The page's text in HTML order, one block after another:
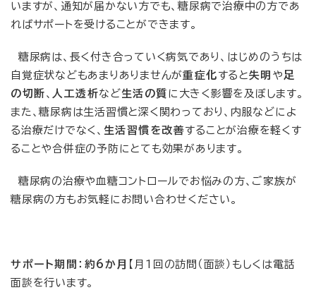
いますが、通知が届かない方でも、糖尿病で治療中の方であ
ればサポートを受けることができます。
糖尿病は、長く付き合っていく病気であり、はじめのうちは
自覚症状などもあまりありませんが重症化 すると失明 や 足
の切断 、 人工透析など生活の質 に大きく影響を及ぼします。
また、糖尿病は生活習慣と深く関わっており、内服などによ
る治療だけでなく、 生活習慣を改善することが治療を軽くす
ることや合併症の予防にとても効果があります。
糖尿病の治療や血糖コントロールでお悩みの方、ご家族が
糖尿病の方もお気軽にお問い合わせください。
サポート期間：約6か月 【月1回の訪問（面談）もしくは電話
面談を行います。